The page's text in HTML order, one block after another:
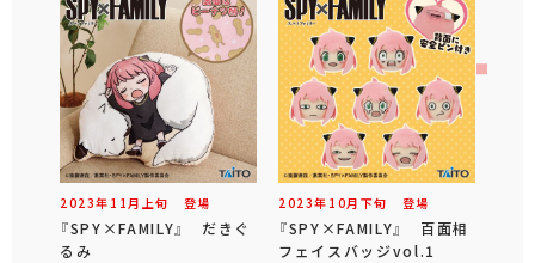
2023年 11 月 上旬 登場
『SPY×FAMILY』 だきぐ
るみ
2023年 10月 下旬 登場
『SPY×FAMILY』 百面相
フェイスバッジvol.1